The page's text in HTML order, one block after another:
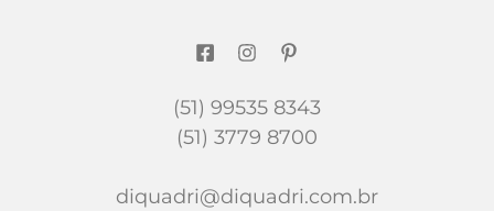
(51) 99535 8343
(51) 3779 8700
diquadri@diquadri.com.br